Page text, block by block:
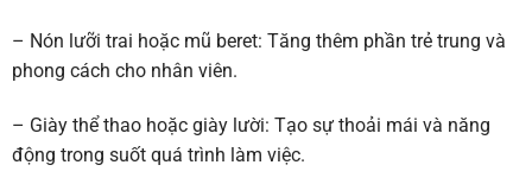
– Nón lưỡi trai hoặc mũ beret: Tăng thêm phần trẻ trung và
phong cách cho nhân viên.
– Giày thể thao hoặc giày lười: Tạo sự thoải mái và năng
động trong suốt quá trình làm việc.